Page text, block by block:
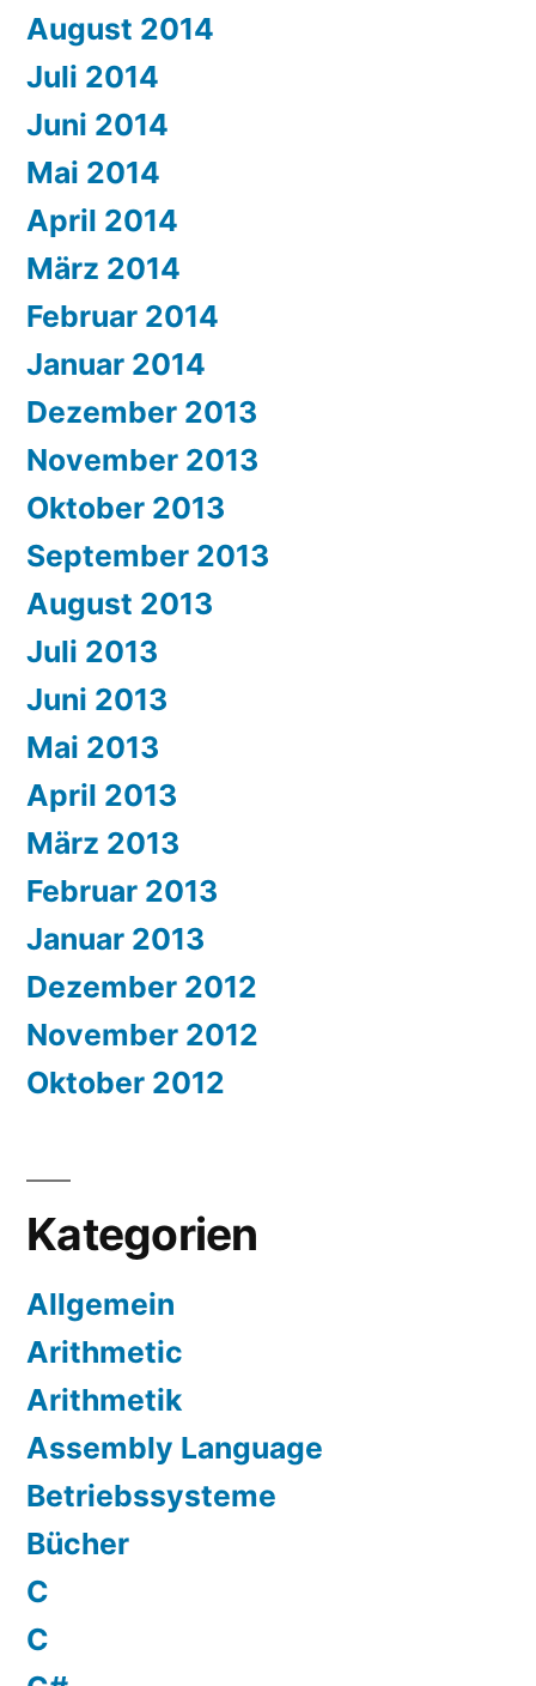
August 2014
Juli 2014
Juni 2014
Mai 2014
April 2014
März 2014
Februar 2014
Januar 2014
Dezember 2013
November 2013
Oktober 2013
September 2013
August 2013
Juli 2013
Juni 2013
Mai 2013
April 2013
März 2013
Februar 2013
Januar 2013
Dezember 2012
November 2012
Oktober 2012
Kategorien
Allgemein
Arithmetic
Arithmetik
Assembly Language
Betriebssysteme
Bücher
C
C